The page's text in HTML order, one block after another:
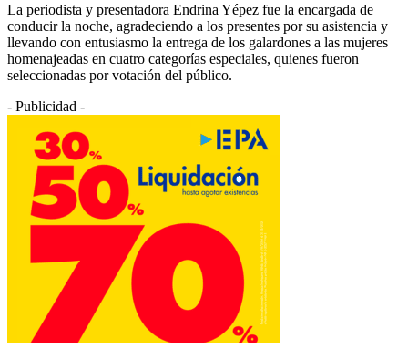
La periodista y presentadora Endrina Yépez fue la encargada de
conducir la noche, agradeciendo a los presentes por su asistencia y
llevando con entusiasmo la entrega de los galardones a las mujeres
homenajeadas en cuatro categorías especiales, quienes fueron
seleccionadas por votación del público.
- Publicidad -